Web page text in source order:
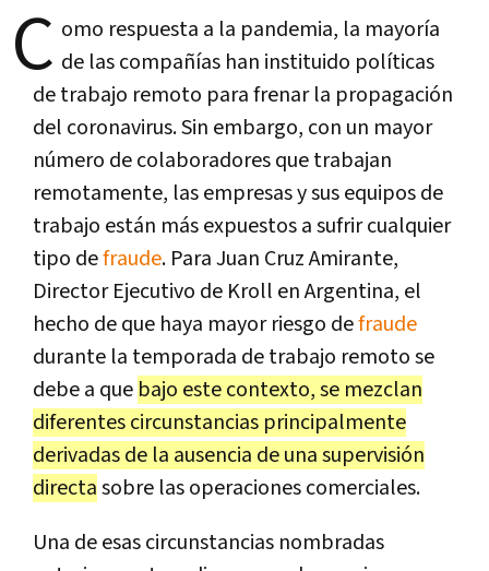
C omo respuesta a la pandemia, la mayoría
de las compañías han instituido políticas
de trabajo remoto para frenar la propagación
del coronavirus. Sin embargo, con un mayor
número de colaboradores que trabajan
remotamente, las empresas y sus equipos de
trabajo están más expuestos a sufrir cualquier
tipo defraude. Para Juan Cruz Amirante,
Director Ejecutivo de Kroll en Argentina, el
hecho de que haya mayor riesgo defraude
durante la temporada de trabajo remoto se
debe a que bajo este contexto, se mezclan
diferentes circunstancias principalmente
derivadas de la ausencia de una supervisión
directasobre las operaciones comerciales.
Una de esas circunstancias nombradas